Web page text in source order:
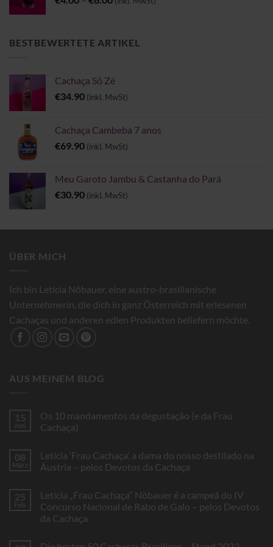
€6.00
BESTBEWERTETE ARTIKEL
Cachaça Sô Zé
€34.90 (inkl. MwSt)
Cachaça Cambeba 7 anos
€69.90 (inkl. MwSt)
Meu Garoto Jambu & Castanha do Pará
€30.90 (inkl. MwSt)
ÜBER MICH
Ich bin Leticia Nöbauer, eine austro-brasilianische
Unternehmerin, die dich in ganz Österreich mit erlesenen
Cachaças und anderen edlen Produkten beliefern möchte.
AUS MEINEM BLOG
15
Juni
Os 10 mandamentos da degustação (e da Frau
Cachaça)
Os
10
degustação
(e
da
Frau
08
März
Letícia ‘Frau Cachaça’, a dama do nosso destilado na
Áustria – pelos Devotos da Cachaça
Letícia
‘Frau
Cachaça’,
do
25
Feb.
Letícia „Frau Cachaça“ Nöbauer é a campeã do IV
Concurso Nacional de Rabo de Galo – pelos Devotos
da Cachaça